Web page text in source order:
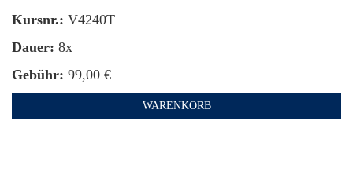
Kursnr.: V4240T
Dauer: 8x
Gebühr: 99,00 €
WARENKORB